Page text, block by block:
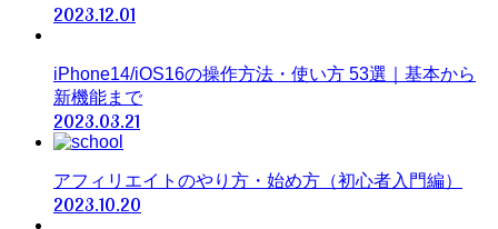
2023.12.01
iPhone14/iOS16の操作方法・使い方 53選｜基本から
新機能まで
2023.03.21
アフィリエイトのやり方・始め方（初心者入門編）
2023.10.20